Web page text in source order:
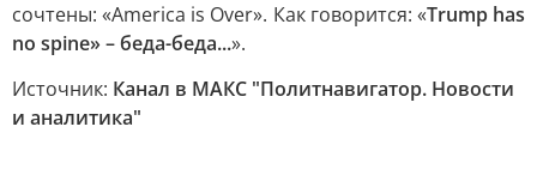
сочтены: «America is Over». Как говорится: «Trump has
no spine» – беда-беда...».
Источник: Канал в МАКС "Политнавигатор. Новости
и аналитика"